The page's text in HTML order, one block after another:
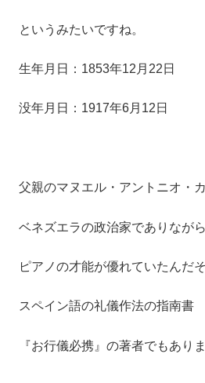
というみたいですね。
生年月日：1853年12月22日
没年月日：1917年6月12日
父親のマヌエル・アントニオ・
ベネズエラの政治家でありながら
ピアノの才能が優れていたんだそ
スペイン語の礼儀作法の指南書
『お行儀必携』の著者でもありま